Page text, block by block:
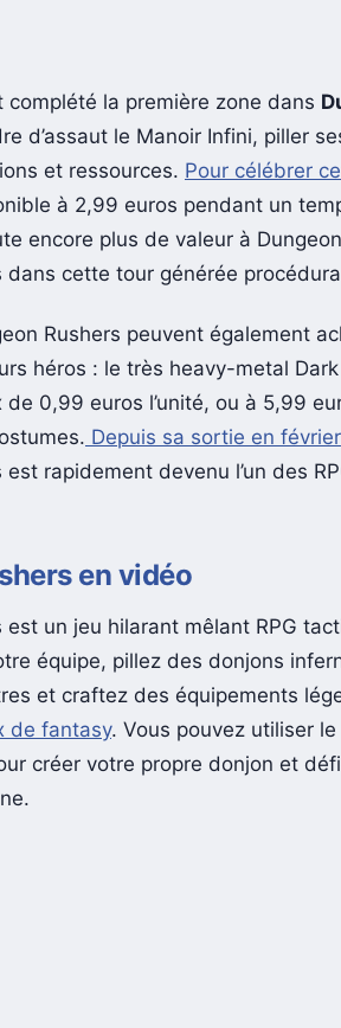
complété la première zone dans
d’assaut le Manoir Infini, piller
et ressources. Pour célébrer
à 2,99 euros pendant un
encore plus de valeur à
dans cette tour générée
Rushers peuvent également
héros : le très heavy-metal
0,99 euros l’unité, ou à 5,99
Depuis sa sortie en février
est rapidement devenu l’un des
en vidéo
est un jeu hilarant mêlant RPG
équipe, pillez des donjons
et craftez des équipements
de fantasy. Vous pouvez utiliser
créer votre propre donjon et